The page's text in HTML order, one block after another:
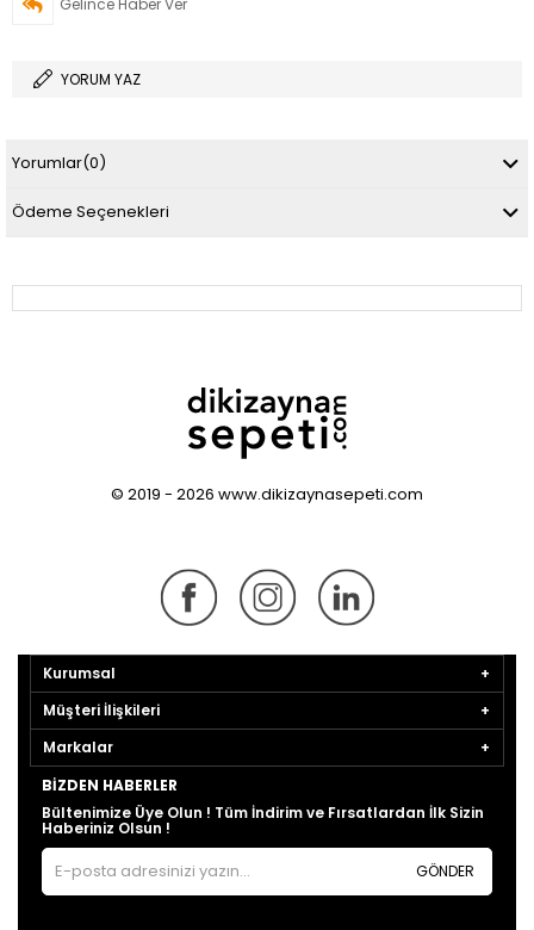
YORUM YAZ
Yorumlar(0)
Ödeme Seçenekleri
© 2019 - 2026 www.dikizaynasepeti.com
Kurumsal
Müşteri İlişkileri
Markalar
BIZDEN HABERLER
Bültenimize Üye Olun ! Tüm İndirim ve Fırsatlardan İlk Sizin
Haberiniz Olsun !
GÖNDER